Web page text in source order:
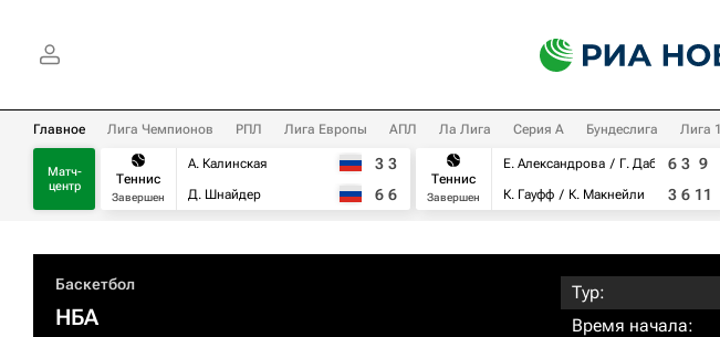
Главное Лига Чемпионов РПЛ Лига Европы АПЛ Ла Лига Серия А Бундеслига Лига 1
Матч-
центр
Теннис
Завершен
А. Калинская
Д. Шнайдер
3 3
6 6
Теннис
Завершен
Е. Александрова
Г. Дабровски
К. Гауфф
К. Макнейли
6 3 9
3 6 11
Баскетбол
НБА
Тур:
Время начала: